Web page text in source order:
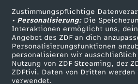
Zustimmungspflichtige
• Personalisierung:Die
Interaktionen ermöglicht uns,
Angebot des ZDF an dich
Personalisierungsfunktionen
personalisieren wir
Nutzung von ZDF Streaming, der
ZDFtivi. Daten von Dritten werden
verwendet.
g
u
s
Livestreams
Sendungen A-Z
TV-Programm
Hilfe